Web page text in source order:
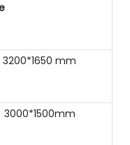
3200*1650 mm
3000*1500mm